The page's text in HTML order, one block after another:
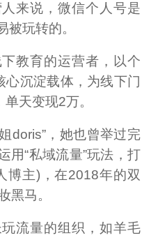
来说，微信个人号是
被玩转的。
教育的运营者，以个
心沉淀载体，为线下门
天变现2万。
doris”，她也曾举过完
用“私域流量”玩法，打
博主)，在2018年的双
黑马。
流量的组织，如羊毛